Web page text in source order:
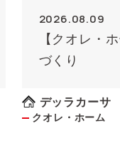
2026.08.09
【クオレ・
づくり
デッラカーサ
クオレ・ホーム